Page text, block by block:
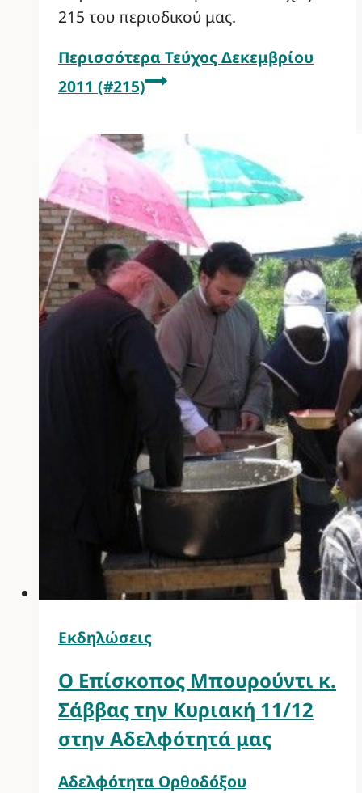
215 του περιοδικού μας.
Περισσότερα Τεύχος Δεκεμβρίου
2011 (#215)
Εκδηλώσεις
Ο Επίσκοπος Μπουρούντι κ.
Σάββας την Κυριακή 11/12
στην Αδελφότητά μας
Αδελφότητα Ορθοδόξου